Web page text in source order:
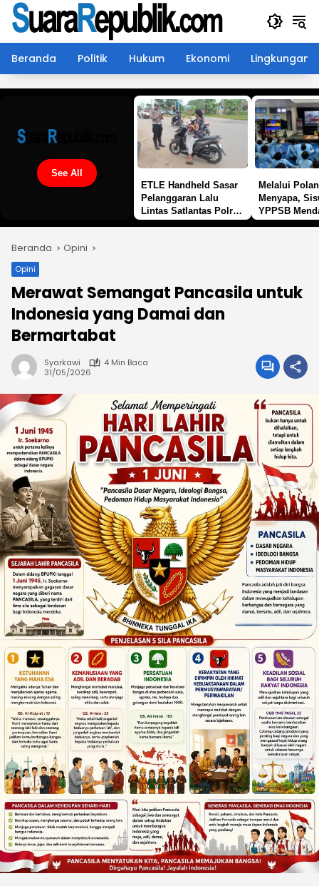
Langsung
konten
Beranda
Politik Hukum Ekonomi Lingkungan
See All
ETLE Handheld Sasar
Pelanggaran Lalu
Lintas Satlantas Polres
Melalui
Menyapa,
YPPSB
Beranda Opini
Opini
Merawat Semangat Pancasila untuk
Indonesia yang Damai dan
Bermartabat
Syarkawi
4 Min Baca
31/05/2026